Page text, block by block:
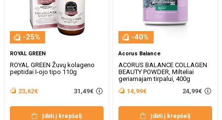
-25%
ROYAL GREEN
ROYAL GREEN Žuvų kolageno
peptidai I-ojo tipo 110g
23,62€ 31,49€
Įdėti į krepšelį
-40%
Acorus Balance
ACORUS BALANCE COLLAGEN
BEAUTY POWDER, Milteliai
geriamajam tirpalui, 400g
14,99€
24,99€
Įdėti į krepšelį